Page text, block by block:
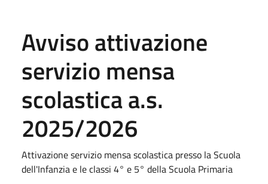
Avviso attivazione
servizio mensa
scolastica a.s.
2025/2026
Attivazione servizio mensa scolastica presso la Scuola
dell'Infanzia e le classi 4° e 5° della Scuola Primaria